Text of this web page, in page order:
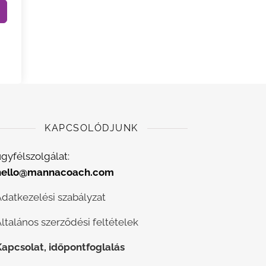
KAPCSOLÓDJUNK
szabályzat
szerződési feltételek
időpontfoglalás